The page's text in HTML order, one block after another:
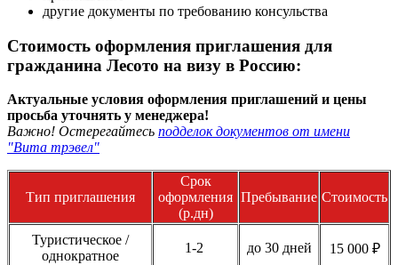
другие документы по требованию консульства
Стоимость оформления приглашения для
гражданина Лесото на визу в Россию:
Актуальные условия оформления приглашений и цены
просьба уточнять у менеджера!
Важно! Остерегайтесь подделок документов от имени
"Вита трэвел"
Тип приглашения
Срок
оформления
(р.дн)
Пребывание Стоимость
Туристическое /
однократное
1-2 до 30 дней 15 000 ₽